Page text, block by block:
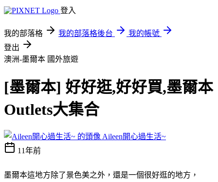
登入
我的部落格 我的部落格後台
我的帳號
登出
澳洲-墨爾本 國外旅遊
[墨爾本] 好好逛,好好買,墨爾本
Outlets大集合
Aileen開心過生活~
11年前
墨爾本這地方除了景色美之外，還是一個很好逛的地方，